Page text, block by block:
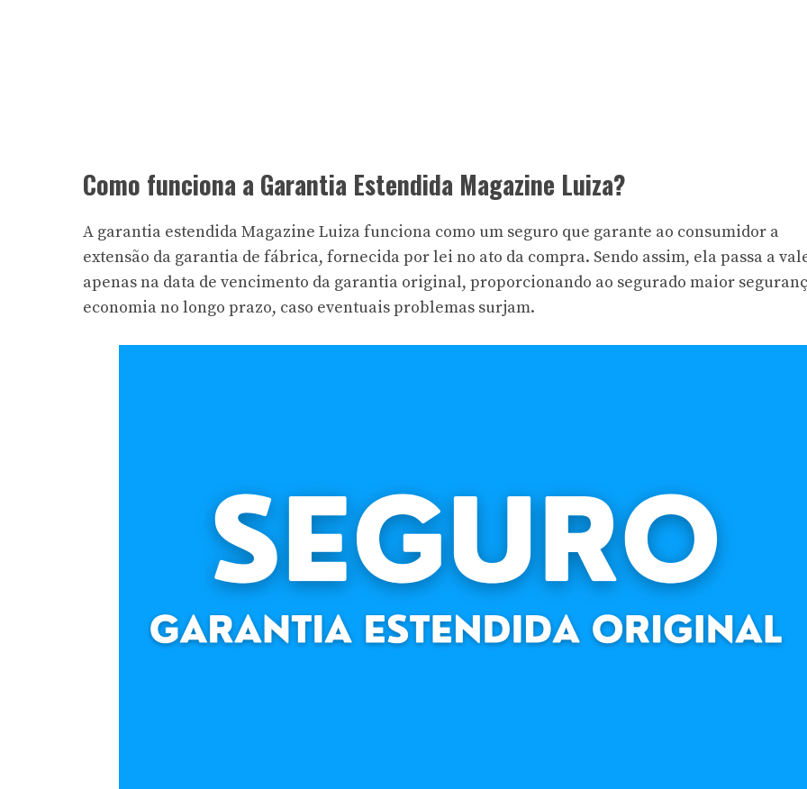
Como funciona a Garantia Estendida Magazine Luiza?
A garantia estendida Magazine Luiza funciona como um seguro que garante ao consumidor a
extensão da garantia de fábrica, fornecida por lei no ato da compra. Sendo assim, ela passa a
apenas na data de vencimento da garantia original, proporcionando ao segurado maior
economia no longo prazo, caso eventuais problemas surjam.